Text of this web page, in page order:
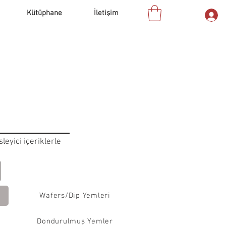
Kütüphane İletişim
içeriklerle
Wafers/Dip Yemleri
Dondurulmuş Yemler